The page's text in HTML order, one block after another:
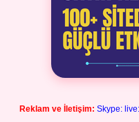
Reklam ve İletişim: Skype: